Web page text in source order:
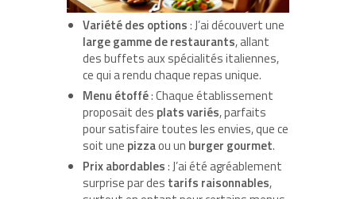
Variété des options: J’ai découvert une
large gamme de restaurants, allant
des buffets aux spécialités italiennes,
ce qui a rendu chaque repas unique.
Menu étoffé: Chaque établissement
proposait des plats variés, parfaits
pour satisfaire toutes les envies, que ce
soit une pizzaou un burger gourmet.
Prix abordables: J’ai été agréablement
surprise par des tarifs raisonnables,